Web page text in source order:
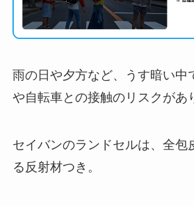
雨の日や夕方など、うす暗い中
や自転車との接触のリスクがあ
セイバンのランドセルは、全
る反射材つき。